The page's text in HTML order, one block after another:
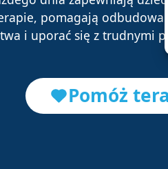
pomagają
i uporać się z trudnymi
Pomóż